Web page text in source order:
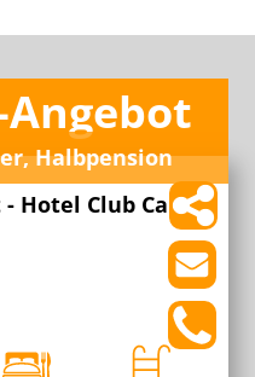
Angebot
Halbpension
Hotel Club Cala